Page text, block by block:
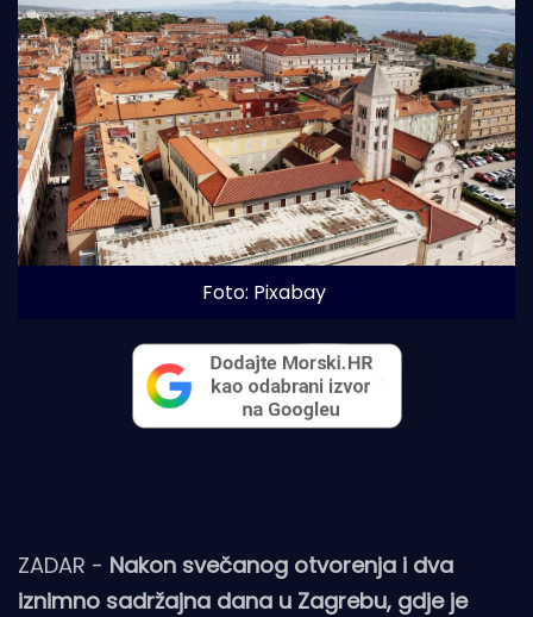
Foto: Pixabay
ZADAR - Nakon svečanog otvorenja i dva
iznimno sadržajna dana u Zagrebu, gdje je